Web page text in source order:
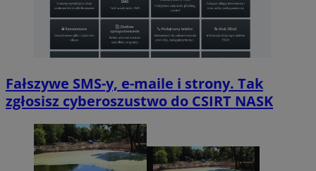
Fałszywe SMS-y, e-maile i strony. Tak
zgłosisz cyberoszustwo do CSIRT NASK